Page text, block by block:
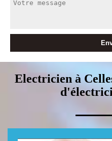
Electricien à